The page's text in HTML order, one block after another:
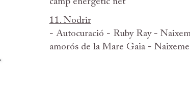
camp energètic net
11. Nodrir
- Autocuració - Ruby Ray -
amorós de la Mare Gaia -